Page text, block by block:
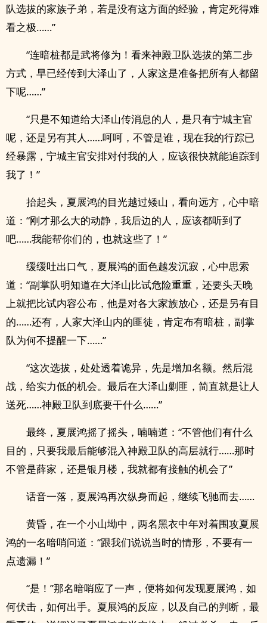
队选拔的家族子弟，若是没有这方面的经验，肯定死得难
看之极……”
“连暗桩都是武将修为！看来神殿卫队选拔的第二步
方式，早已经传到大泽山了，人家这是准备把所有人都留
下呢……”
“只是不知道给大泽山传消息的人，是只有宁城主官
呢，还是另有其人……呵呵，不管是谁，现在我的行踪已
经暴露，宁城主官安排对付我的人，应该很快就能追踪到
我了！”
抬起头，夏展鸿的目光越过矮山，看向远方，心中暗
道：“刚才那么大的动静，我后边的人，应该都听到了
吧……我能帮你们的，也就这些了！”
缓缓吐出口气，夏展鸿的面色越发沉寂，心中思索
道：“副掌队明知道在大泽山比试危险重重，还要头天晚
上就把比试内容公布，他是对各大家族放心，还是另有目
的……还有，人家大泽山内的匪徒，肯定布有暗桩，副掌
队为何不提醒一下……”
“这次选拔，处处透着诡异，先是增加名额。然后混
战，给实力低的机会。最后在大泽山剿匪，简直就是让人
送死……神殿卫队到底要干什么……”
最终，夏展鸿摇了摇头，喃喃道：“不管他们有什么
目的，只要我最后能够混入神殿卫队的高层就行……那时
不管是薛家，还是银月楼，我就都有接触的机会了”
话音一落，夏展鸿再次纵身而起，继续飞驰而去……
黄昏，在一个小山坳中，两名黑衣中年对着围攻夏展
鸿的一名暗哨问道：“跟我们说说当时的情形，不要有一
点遗漏！”
“是！”那名暗哨应了一声，便将如何发现夏展鸿，如
何伏击，如何出手。夏展鸿的反应，以及自己的判断，最